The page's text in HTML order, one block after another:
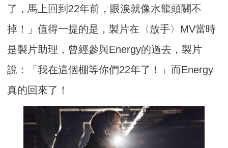
了，馬上回到22年前 ，眼淚就像水龍頭關不
掉！」值得一提的是，製片在〈放手〉MV當時
是製片助理，曾經參與Energy的過去，製片
說：「我在這個棚等你們22年了！」而Energy
真的回來了！